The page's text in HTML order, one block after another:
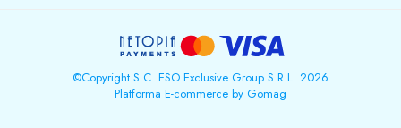
©Copyright S.C. ESO Exclusive Group S.R.L. 2026
Platforma E-commerce by Gomag